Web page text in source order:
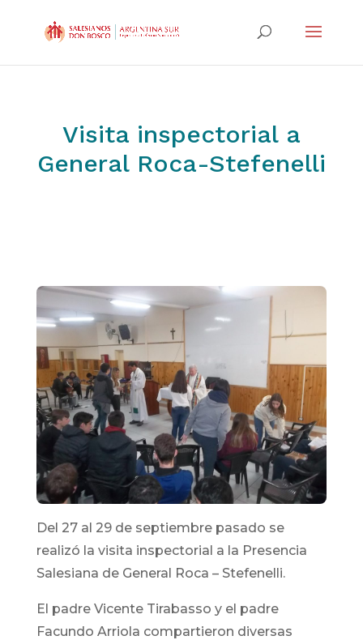
Visita inspectorial a
General Roca-Stefenelli
Del 27 al 29 de septiembre pasado se
realizó la visita inspectorial a la Presencia
Salesiana de General Roca – Stefenelli.
El padre Vicente Tirabasso y el padre
Facundo Arriola compartieron diversas